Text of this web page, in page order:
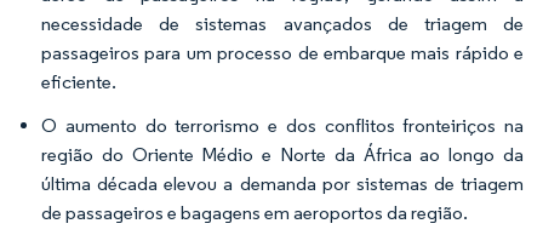
necessidade de sistemas avançados de triagem de
passageiros para um processo de embarque mais rápido e
eficiente.
O aumento do terrorismo e dos conflitos fronteiriços na
região do Oriente Médio e Norte da África ao longo da
última década elevou a demanda por sistemas de triagem
de passageiros e bagagens em aeroportos da região.